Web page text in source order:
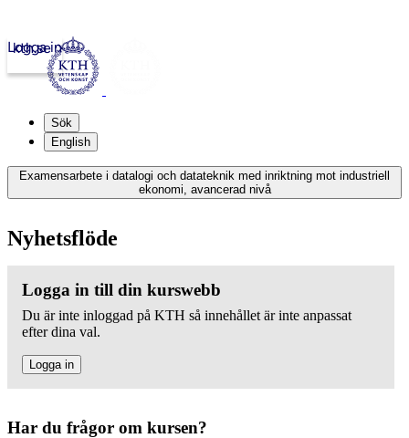
kth.se
Logga in
Sök
English
Examensarbete i datalogi och datateknik med inriktning mot industriell
ekonomi, avancerad nivå
Nyhetsflöde
Logga in till din kurswebb
Du är inte inloggad på KTH så innehållet är inte anpassat
efter dina val.
Logga in
Har du frågor om kursen?